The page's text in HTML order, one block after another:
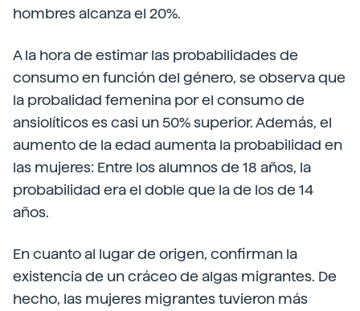
hombres alcanza el 20%.
A la hora de estimar las probabilidades de
consumo en función del género, se observa que
la probalidad femenina por el consumo de
ansiolíticos es casi un 50% superior. Además, el
aumento de la edad aumenta la probabilidad en
las mujeres: Entre los alumnos de 18 años, la
probabilidad era el doble que la de los de 14
años.
En cuanto al lugar de origen, confirman la
existencia de un cráceo de algas migrantes. De
hecho, las mujeres migrantes tuvieron más